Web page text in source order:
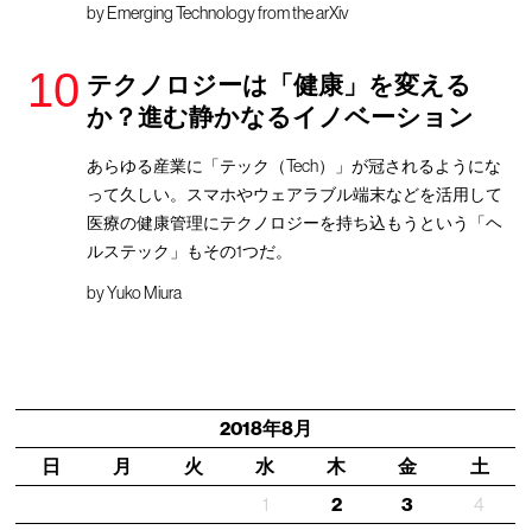
byEmerging Technology from the arXiv
テクノロジーは「健康」を変える
か？進む静かなるイノベーション
あらゆる産業に「テック（Tech）」が冠されるようにな
って久しい。スマホやウェアラブル端末などを活用して
医療の健康管理にテクノロジーを持ち込もうという「ヘ
ルステック」もその1つだ。
byYuko Miura
2018年8月
日
月 火 水 木 金 土
1 2 3
4